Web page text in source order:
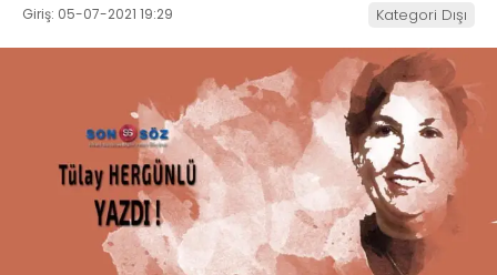
Giriş: 05-07-2021 19:29 Kategori Dışı